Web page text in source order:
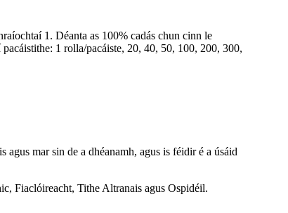
1. Déanta as 100% cadás chun cinn le
1 rolla/pacáiste, 20, 40, 50, 100, 200, 300,
mar sin de a dhéanamh, agus is féidir é a úsáid
Fiaclóireacht, Tithe Altranais agus Ospidéil.